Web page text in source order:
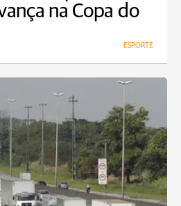
na Copa do
ESPORTE